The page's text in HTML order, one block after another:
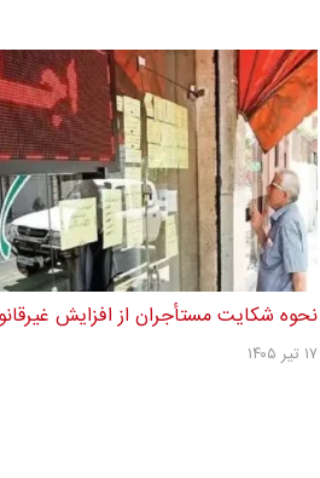
نحوه شکایت مستأجران از افزایش
۱۷ تیر ۱۴۰۵